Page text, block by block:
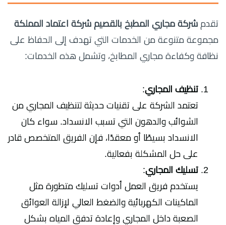
تقدم شركة مجاري المطبخ بالقصيم شركة اعتماد المملكة
مجموعة متنوعة من الخدمات التي تهدف إلى الحفاظ على
نظافة وكفاءة مجاري المطابخ، وتشمل هذه الخدمات:
تنظيف المجاري:
تعتمد الشركة على تقنيات حديثة لتنظيف المجاري من
الشوائب والدهون التي تسبب الانسداد. سواء كان
الانسداد بسيطًا أو معقدًا، فإن الفريق المتخصص قادر
على حل المشكلة بفعالية.
تسليك المجاري:
يستخدم فريق العمل أدوات تسليك متطورة مثل
الماكينات الكهربائية والضغط العالي لإزالة العوائق
الصعبة داخل المجاري وإعادة تدفق المياه بشكل